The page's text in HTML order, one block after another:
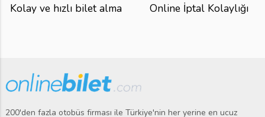
Kolay ve hızlı bilet alma Online İptal Kolaylığı
200'den fazla otobüs firması ile Türkiye'nin her yerine en ucuz